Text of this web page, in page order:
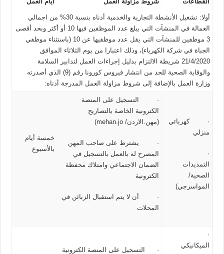
أولا: تشغيل الأنشطة التجارية والخدمية أدناه بنسبة 30% من اجمالي
العمالة في المنشآت التي يبلغ عدد الموظفين فيها 10 أو أكثر وبحد أقصى
3 موظفين للمنشآت التي يقل عدد موظفيها عن 10 (باستثناء موظفي
الجباة في شركة الكهرباء)، وذلك اعتبارا من يوم الثلاثاء الموافق
21/4/2020 شريطة الالتزام بدليل إجراءات العمل لتدابير السلامة
والوقاية الصحية للحد من انتشار فيروس كورونا رقم (9) الذي أصدرته
وزارة العمل بالإضافة إلى شروط مزاولة العمل المدرجة أدناه:
· كهربائي
منزلي
·
التمديدات
الصحية/
المواسرجي)
· التسجيل على المنصة
الكترونية الخاصة بالتصاريح
(مهن.الاردن/ mehan.jo)
· يشترط على صاحب المهن
المصرح له بالعمل بالتسجيل في
الضمان الاجتماعي وامتلاك محفظة
الكترونية
· أن لا يتم استقبال الزبائن في
المحلات
خمسة أيام
بالأسبوع
·
الميكانيكي
· التسجيل على المنصة الكترونية